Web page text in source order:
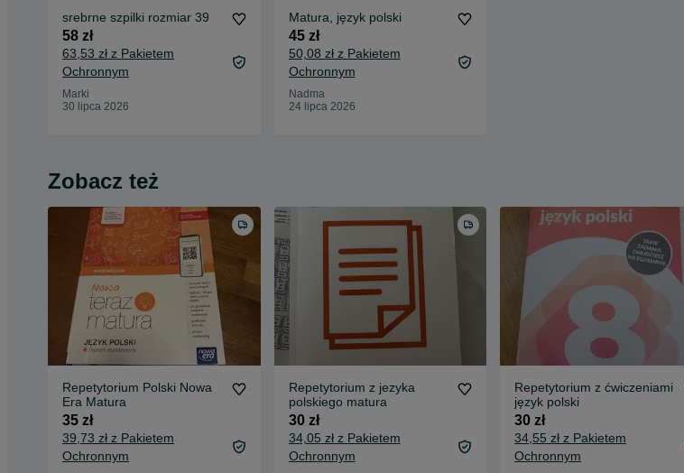
srebrne szpilki rozmiar 39
58 zł
63,53 zł z Pakietem
Ochronnym
Marki
30 lipca 2026
Matura, język polski
45 zł
50,08 zł z Pakietem
Ochronnym
Nadma
24 lipca 2026
Zobacz też
Repetytorium Polski Nowa
Era Matura
35 zł
39,73 zł z Pakietem
Ochronnym
Repetytorium z jezyka
polskiego matura
30 zł
34,05 zł z Pakietem
Ochronnym
Repetytorium z ćwiczeniami
język polski
30 zł
34,55 zł z Pakietem
Ochronnym